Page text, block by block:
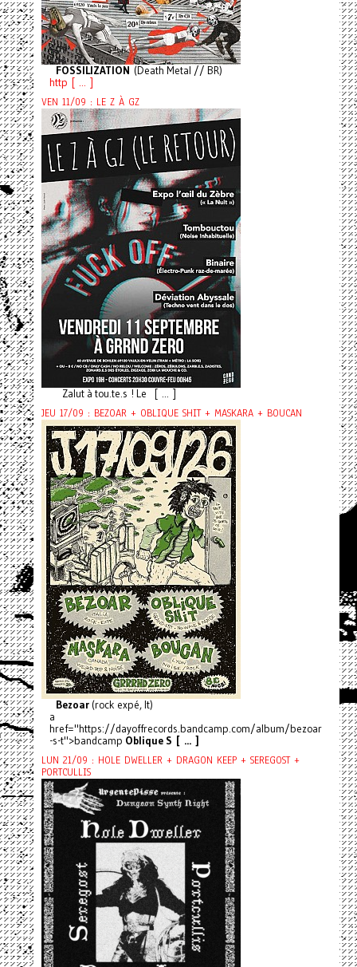
FOSSILIZATION (Death Metal // BR)
http [ ... ]
VEN 11/09 : LE Z À GZ
Zalut à tou.te.s ! Le [ ... ]
JEU 17/09 : BEZOAR + OBLIQUE SHIT + MASKARA + BOUCAN
Bezoar(rock expé, It)
a
href="https://dayoffrecords.bandcamp.com/album/bezoar
-s-t">bandcamp Oblique S [ ... ]
LUN 21/09 : HOLE DWELLER + DRAGON KEEP + SEREGOST +
PORTCULLIS